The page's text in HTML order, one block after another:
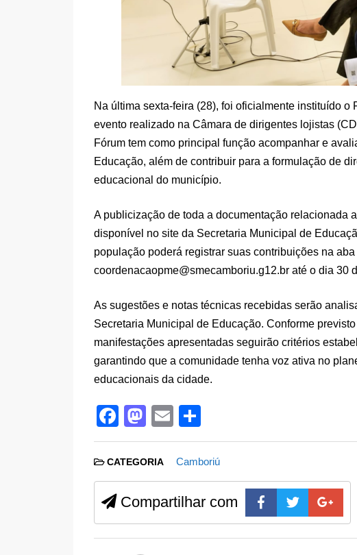
Na última sexta-feira (28), foi oficialmente instituído
evento realizado na Câmara de dirigentes lojistas
Fórum tem como principal função acompanhar e
Educação, além de contribuir para a formulação de
educacional do município.
A publicização de toda a documentação relacionada
disponível no site da Secretaria Municipal de
população poderá registrar suas contribuições na
coordenacaopme@smecamboriu.g12.br até o dia 30
As sugestões e notas técnicas recebidas serão
Secretaria Municipal de Educação. Conforme
manifestações apresentadas seguirão critérios
garantindo que a comunidade tenha voz ativa no
educacionais da cidade.
F
a
c
e
b
o
M
a
st
o
d
o
E
m
ail
h
ar
e
CATEGORIA Camboriú
Compartilhar com